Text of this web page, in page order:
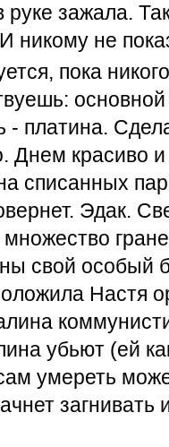
руке зажала.
никому не
пока
- платина.
Днем красиво
списанных
Эдак.
свой особый
Настя
убьют (ей
умереть